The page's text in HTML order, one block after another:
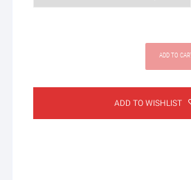
ADD TO CART
ADD TO WISHLIST